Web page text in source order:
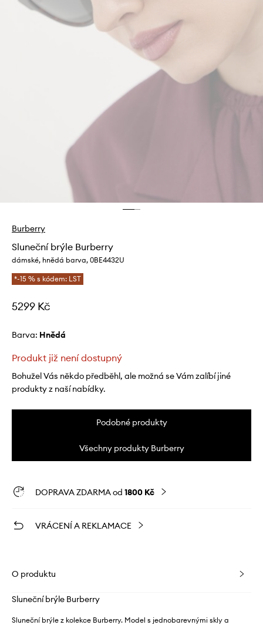
Burberry
Sluneční brýle Burberry
dámské, hnědá barva, 0BE4432U
*-15 % s kódem: LST
5299 Kč
Barva: hnědá
Produkt již není dostupný
Bohužel Vás někdo předběhl, ale možná se Vám zalíbí jiné
produkty z naší nabídky.
Podobné produkty
Všechny produkty Burberry
DOPRAVA ZDARMA od 1800 Kč
VRÁCENÍ A REKLAMACE
O produktu
Sluneční brýle Burberry
Sluneční brýle z kolekce Burberry. Model s jednobarevnými skly a